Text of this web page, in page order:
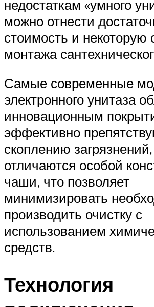
недостаткам «умного
можно отнести
стоимость и некоторую
монтажа
Самые современные
электронного унитаза
инновационным
эффективно
скоплению
отличаются особой
чаши, что позволяет
минимизировать
производить очистку с
использованием
средств.
Технология